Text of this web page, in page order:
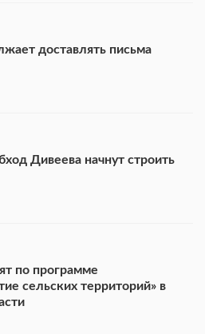
доставлять письма
Дивеева начнут строить
по программе
сельских территорий» в